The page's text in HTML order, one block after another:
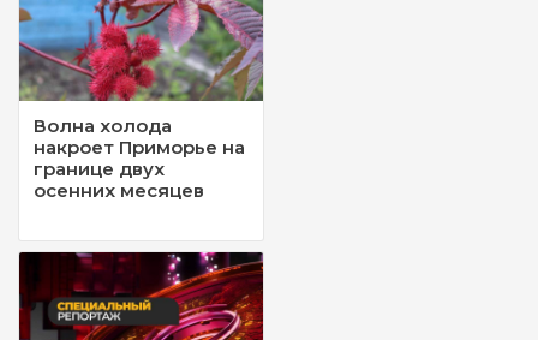
Волна холода
накроет Приморье на
границе двух
осенних месяцев